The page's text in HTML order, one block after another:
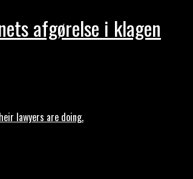
afgørelse i klagen
lawyers are doing.